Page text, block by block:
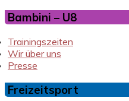
Bambini – U8
Trainingszeiten
Wir über uns
Presse
Freizeitsport